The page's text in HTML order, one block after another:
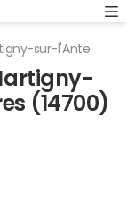
sur-l'Ante
(14700)